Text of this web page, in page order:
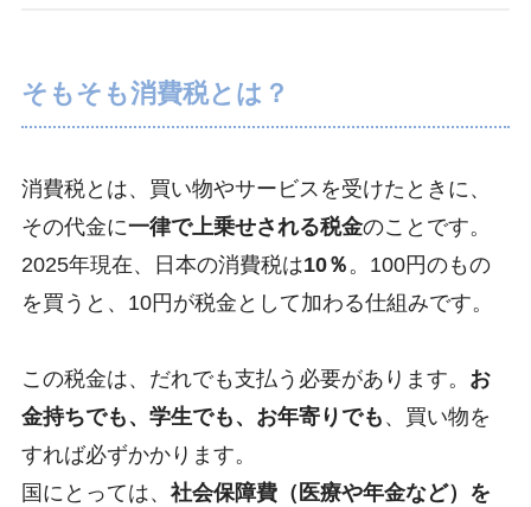
そもそも消費税とは？
消費税とは、買い物やサービスを受けたときに、
その代金に一律で上乗せされる税金のことです。
2025年現在、日本の消費税は10％ 。100円のもの
を買うと、10円が税金として加わる仕組みです。
この税金は、だれでも支払う必要があります。 お
金持ちでも、学生でも、お年寄りでも 、買い物を
すれば必ずかかります。
国にとっては、 社会保障費（医療や年金など）を